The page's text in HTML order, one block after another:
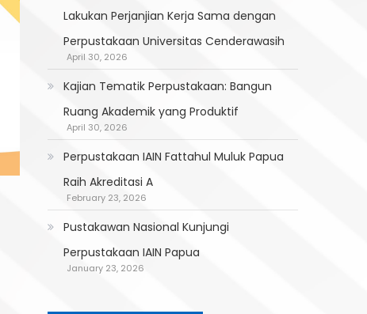
Lakukan Perjanjian Kerja Sama dengan
Perpustakaan Universitas Cenderawasih
April 30, 2026
Kajian Tematik Perpustakaan: Bangun
Ruang Akademik yang Produktif
April 30, 2026
Perpustakaan IAIN Fattahul Muluk Papua
Raih Akreditasi A
February 23, 2026
Pustakawan Nasional Kunjungi
Perpustakaan IAIN Papua
January 23, 2026